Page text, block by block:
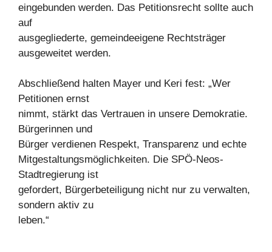
eingebunden werden. Das Petitionsrecht sollte auch
auf
ausgegliederte, gemeindeeigene Rechtsträger
ausgeweitet werden.
Abschließend halten Mayer und Keri fest: „Wer
Petitionen ernst
nimmt, stärkt das Vertrauen in unsere Demokratie.
Bürgerinnen und
Bürger verdienen Respekt, Transparenz und echte
Mitgestaltungsmöglichkeiten. Die SPÖ-Neos-
Stadtregierung ist
gefordert, Bürgerbeteiligung nicht nur zu verwalten,
sondern aktiv zu
leben.“